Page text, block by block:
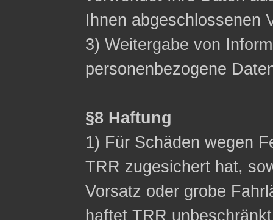
Ihnen abgeschlossenen
3) Weitergabe von
personenbezogene
§8 Haftung
1) Für Schäden wegen
TRR zugesichert hat,
Vorsatz oder grobe
haftet TRR